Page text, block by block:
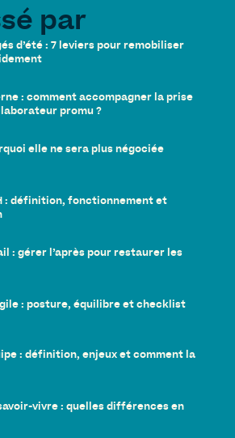
par
d’été : 7 leviers pour remobiliser
: comment accompagner la prise
promu ?
elle ne sera plus négociée
: définition, fonctionnement et
: gérer l’après pour restaurer les
: posture, équilibre et checklist
: définition, enjeux et comment la
vivre : quelles différences en